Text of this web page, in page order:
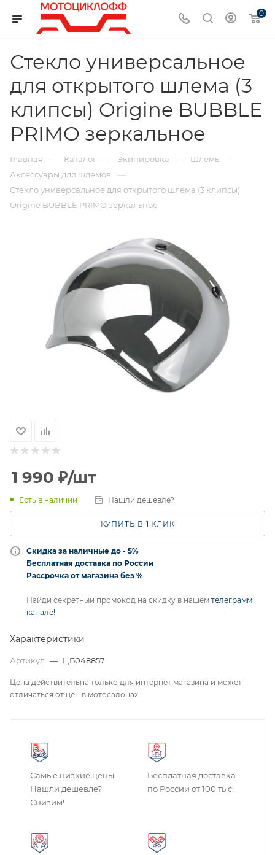
0
Стекло универсальное
для открытого шлема (3
клипсы) Origine BUBBLE
PRIMO зеркальное
Главная — Каталог — Экипировка — Шлемы —
Аксессуары для шлемов —
Стекло универсальное для открытого шлема (3 клипсы)
Origine BUBBLE PRIMO зеркальное
1 990 ₽/шт
Есть в наличии Нашли дешевле?
КУПИТЬ В 1 КЛИК
Скидка за наличные до - 5%
Бесплатная доставка по России
Рассрочка от магазина без %
Найди секретный промокод на скидку в нашем телеграмм
канале!
Характеристики
Артикул — ЦБ048857
Цена действительна только для интернет магазина и может
отличаться от цен в мотосалонах
Самые низкие цены
Нашли дешевле?
Снизим!
Бесплатная доставка
по России от 100 тыс.